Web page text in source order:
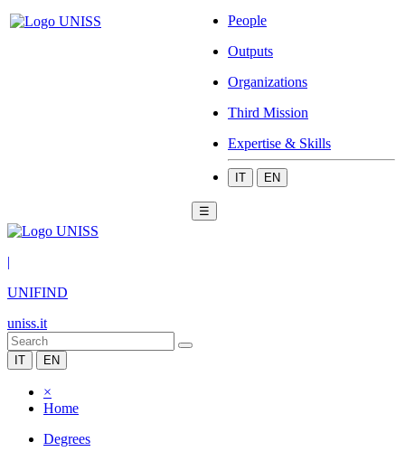
People
Outputs
Organizations
Third Mission
Expertise & Skills
IT EN
☰
|
UNIFIND
uniss.it
IT EN
×
Home
Degrees